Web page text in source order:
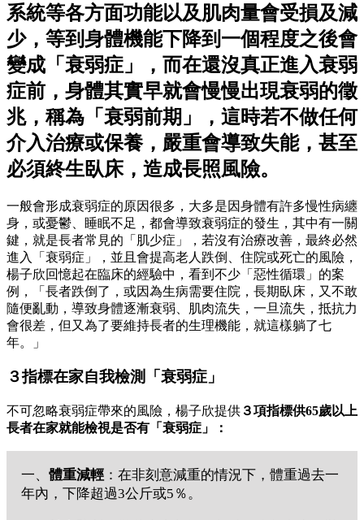
系統等各方面功能以及肌肉量會受損及減
少，等到身體機能下降到一個程度之後會
變成「衰弱症」，而在還沒真正進入衰弱
症前，身體其實早就會慢慢出現衰弱的徵
兆，稱為「衰弱前期」，這時若不做任何
介入治療或保養，嚴重會導致失能，甚至
必須終生臥床，造成長照風險。
一般會形成衰弱症的原因很多，大多是因身體有許多慢性病纏
身，或憂鬱、睡眠不足，都會導致衰弱症的發生，其中有一關
鍵，就是長者常見的「肌少症」，若沒有治療改善，最終必然
進入「衰弱症」，並且會提高老人跌倒、住院或死亡的風險，
楊子欣回憶起在臨床的經驗中，看到不少「惡性循環」的案
例，「長者跌倒了，或因為生病需要住院，長期臥床，又不敢
隨便亂動，導致身體逐漸衰弱、肌肉流失，一旦流失，抵抗力
會很差，但又為了要維持長者的生理機能，就這樣躺了七
年。」
３指標在家自我檢測「衰弱症」
不可忽略衰弱症帶來的風險，楊子欣提供 ３項指標供65歲以上
長者在家就能檢視是否有「衰弱症」：
一、 體重減輕 ：在非刻意減重的情況下，體重過去一
年內，下降超過3公斤或5％。